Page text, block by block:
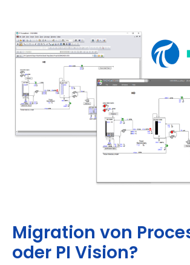
Migration von
oder PI Vision?